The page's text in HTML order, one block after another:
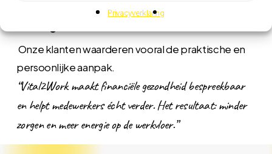
Privacyverklaring
Onze klanten waarderen vooral de praktische en
persoonlijke aanpak.
“Vital2Work maakt financiële gezondheid bespreekbaar
en helpt medewerkers écht verder. Het resultaat: minder
zorgen en meer energie op de werkvloer.”